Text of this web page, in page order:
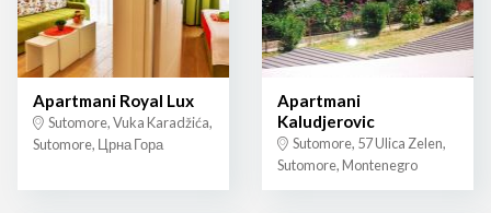
Apartmani Royal Lux
Sutomore, Vuka Karadžića,
Sutomore, Црна Гора
Apartmani
Kaludjerovic
Sutomore, 57 Ulica Zelen,
Sutomore, Montenegro